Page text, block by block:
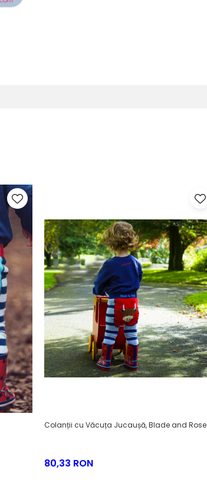
Colanții cu Văcuța Jucaușă, Blade and Rose
80,33 RON